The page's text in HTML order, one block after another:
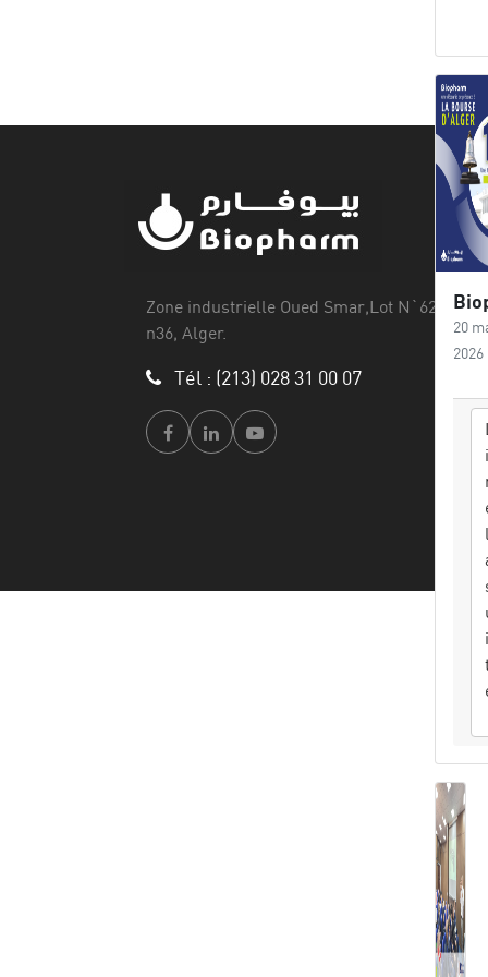
20
2026
L
i
l
i
Zone industrielle Oued Smar,Lot N`62, Voie
n36, Alger.
Tél : (213) 028 31 00 07